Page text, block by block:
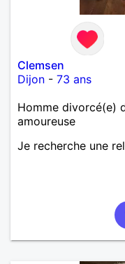
Clemsen
Dijon - 73 ans
Homme divorcé(e)
amoureuse
Je recherche une